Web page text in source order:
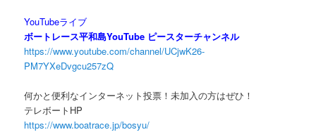
YouTubeライブ
ボートレース平和島YouTube ピースターチャンネル
https://www.youtube.com/channel/UCjwK26-
PM7YXeDvgcu257zQ
何かと便利なインターネット投票！未加入の方はぜひ！
テレボートHP
https://www.boatrace.jp/bosyu/